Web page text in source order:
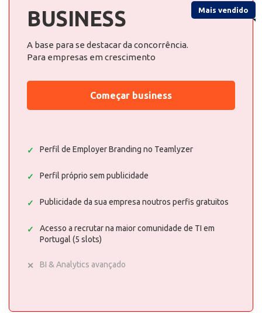
Mais vendido
BUSINESS
A base para se destacar da concorrência.
Para empresas em crescimento
Começar business
Perfil de Employer Branding no Teamlyzer
Perfil próprio sem publicidade
Publicidade da sua empresa noutros perfis gratuitos
Acesso a recrutar na maior comunidade de TI em
Portugal (5 slots)
BI & Analytics avançado